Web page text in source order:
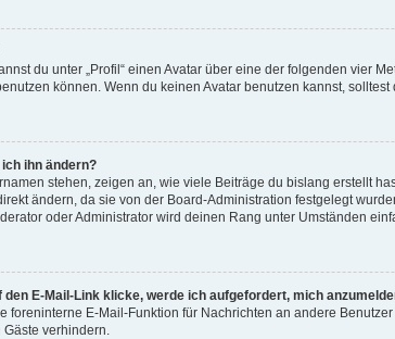
du unter „Profil“ einen Avatar über eine der folgenden vier
können. Wenn du keinen Avatar benutzen kannst,
ihn ändern?
stehen, zeigen an, wie viele Beiträge du bislang erstellt
ändern, da sie von der Board-Administration festgelegt
oder Administrator wird deinen Rang unter Umständen
E-Mail-Link klicke, werde ich aufgefordert, mich
foreninterne E-Mail-Funktion für Nachrichten an andere
verhindern.